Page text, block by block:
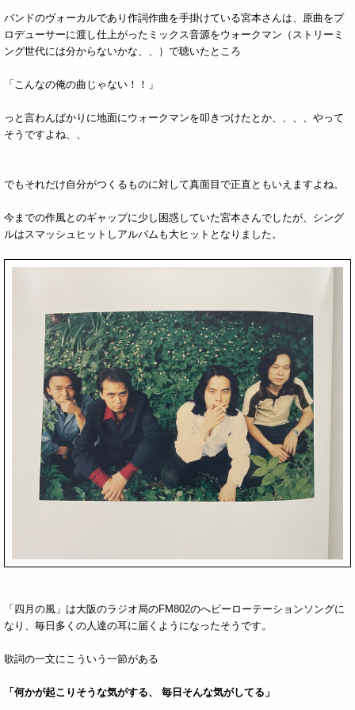
バンドのヴォーカルであり作詞作曲を手掛けている宮本さんは、原曲をプ
ロデューサーに渡し仕上がったミックス音源をウォークマン（ストリーミ
ング世代には分からないかな、、）で聴いたところ
「こんなの俺の曲じゃない！！」
っと言わんばかりに地面にウォークマンを叩きつけたとか、、、、やって
そうですよね、、
でもそれだけ自分がつくるものに対して真面目で正直ともいえますよね。
今までの作風とのギャップに少し困惑していた宮本さんでしたが、シング
ルはスマッシュヒットしアルバムも大ヒットとなりました。
「四月の風」は大阪のラジオ局のFM802のへビーローテーションソングに
なり、毎日多くの人達の耳に届くようになったそうです。
歌詞の一文にこういう一節がある
「何かが起こりそうな気がする、 毎日そんな気がしてる」